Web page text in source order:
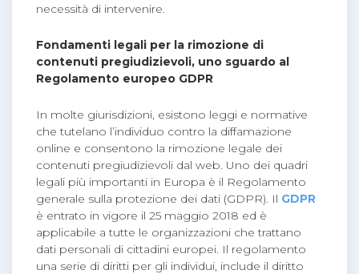
necessità di intervenire.
Fondamenti legali per la rimozione di
contenuti pregiudizievoli, uno sguardo al
Regolamento europeo GDPR
In molte giurisdizioni, esistono leggi e normative
che tutelano l’individuo contro la diffamazione
online e consentono la rimozione legale dei
contenuti pregiudizievoli dal web. Uno dei quadri
legali più importanti in Europa è il Regolamento
generale sulla protezione dei dati (GDPR). Il GDPR
è entrato in vigore il 25 maggio 2018 ed è
applicabile a tutte le organizzazioni che trattano
dati personali di cittadini europei. Il regolamento
una serie di diritti per gli individui, include il diritto